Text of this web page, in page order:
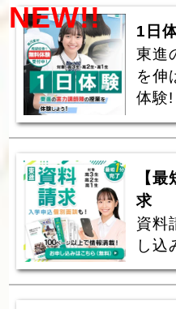
NEW!!
1日
東進
を伸
体験!
【
求
資料
し込